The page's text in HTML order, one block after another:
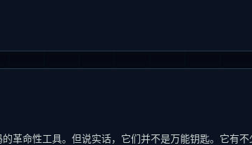
革命性工具。但说实话，它们并不是万能钥匙。它有不